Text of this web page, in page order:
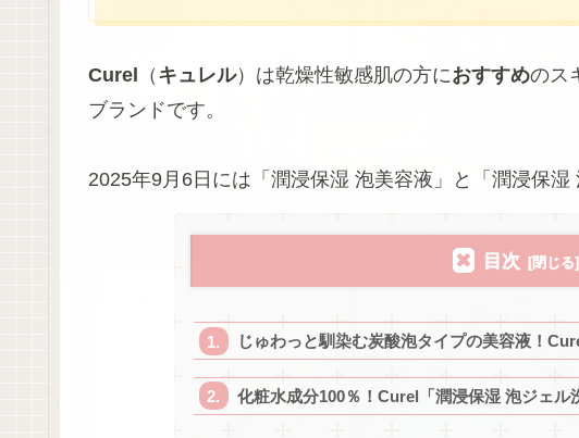
Curel （ キュレル）は乾燥性敏感肌の方におすすめのス
ブランドです。
2025年9月6日には「潤浸保湿 泡美容液」と「潤浸保湿
目次
じゅわっと馴染む炭酸泡タイプの美容液！
化粧水成分100％！Curel「潤浸保湿 泡ジェル